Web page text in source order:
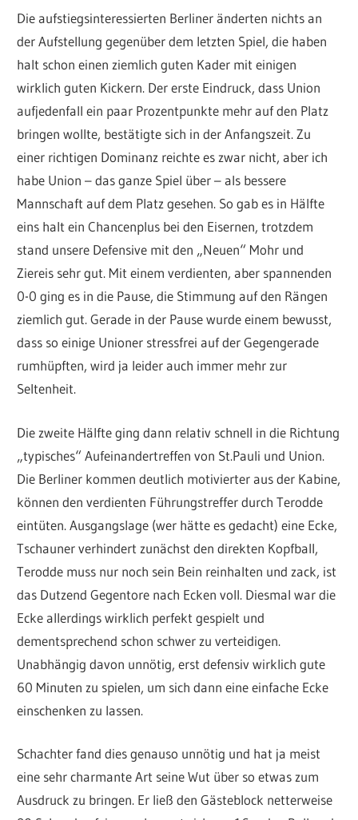
Die aufstiegsinteressierten Berliner änderten nichts an
der Aufstellung gegenüber dem letzten Spiel, die haben
halt schon einen ziemlich guten Kader mit einigen
wirklich guten Kickern. Der erste Eindruck, dass Union
aufjedenfall ein paar Prozentpunkte mehr auf den Platz
bringen wollte, bestätigte sich in der Anfangszeit. Zu
einer richtigen Dominanz reichte es zwar nicht, aber ich
habe Union – das ganze Spiel über – als bessere
Mannschaft auf dem Platz gesehen. So gab es in Hälfte
eins halt ein Chancenplus bei den Eisernen, trotzdem
stand unsere Defensive mit den „Neuen“ Mohr und
Ziereis sehr gut. Mit einem verdienten, aber spannenden
0-0 ging es in die Pause, die Stimmung auf den Rängen
ziemlich gut. Gerade in der Pause wurde einem bewusst,
dass so einige Unioner stressfrei auf der Gegengerade
rumhüpften, wird ja leider auch immer mehr zur
Seltenheit.
Die zweite Hälfte ging dann relativ schnell in die Richtung
„typisches“ Aufeinandertreffen von St.Pauli und Union.
Die Berliner kommen deutlich motivierter aus der Kabine,
können den verdienten Führungstreffer durch Terodde
eintüten. Ausgangslage (wer hätte es gedacht) eine Ecke,
Tschauner verhindert zunächst den direkten Kopfball,
Terodde muss nur noch sein Bein reinhalten und zack, ist
das Dutzend Gegentore nach Ecken voll. Diesmal war die
Ecke allerdings wirklich perfekt gespielt und
dementsprechend schon schwer zu verteidigen.
Unabhängig davon unnötig, erst defensiv wirklich gute
60 Minuten zu spielen, um sich dann eine einfache Ecke
einschenken zu lassen.
Schachter fand dies genauso unnötig und hat ja meist
eine sehr charmante Art seine Wut über so etwas zum
Ausdruck zu bringen. Er ließ den Gästeblock netterweise